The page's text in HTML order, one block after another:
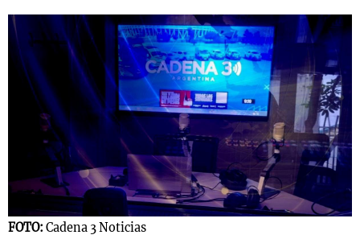
FOTO: Cadena 3 Noticias